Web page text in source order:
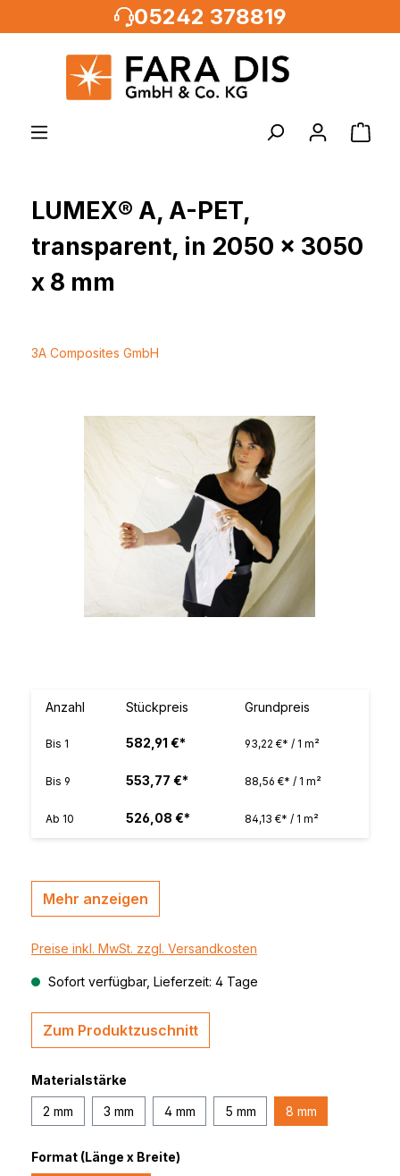
05242 378819
LUMEX® A, A-PET,
transparent, in 2050 x 3050
x 8 mm
3A Composites GmbH
Bildergalerie überspringen
Anzahl Stückpreis Grundpreis
Bis 1 582,91 €* 93,22 €* / 1 m²
Bis 9 553,77 €* 88,56 €* / 1 m²
Ab 10 526,08 €* 84,13 €* / 1 m²
Mehr anzeigen
Preise inkl. MwSt. zzgl. Versandkosten
Sofort verfügbar, Lieferzeit: 4 Tage
Zum Produktzuschnitt
Materialstärke
2 mm 3 mm 4 mm 5 mm 8 mm
Format (Länge x Breite)